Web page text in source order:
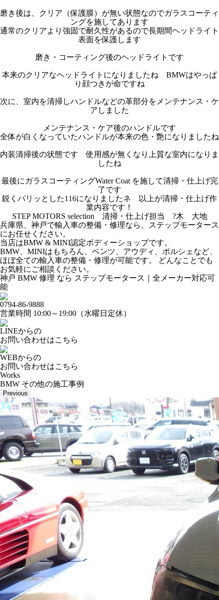
磨き後は、クリア（保護膜）が無い状態なのでガラスコーティ
ングを施してあります
通常のクリアより強固で耐久性があるので長期間ヘッドライト
表面を保護します
磨き・コーティング後のヘッドライトです
本来のクリアなヘッドライトになりましたね BMWはやっぱ
り顔つきが命ですね
次に、室内を清掃しハンドルなどの革部分をメンテナンス・ケ
アしました
メンテナンス・ケア後のハンドルです
全体が白くなっていたハンドルが本来の色・艶になりましたね
内装清掃後の状態です 使用感が無くなり上質な室内になりま
したね
最後にガラスコーティングWater Coat を施して清掃・仕上げ完
了です
鋭くパリッとした116になりましたネ 以上が清掃・仕上げ作
業内容です！
STEP MOTORS selection 清掃・仕上げ担当 ?木 大地
兵庫県、神戸で輸入車の整備・修理なら、ステップモータース
にお任せください。
当店はBMW & MINI認定ボディーショップです。
BMW、MINIはもちろん、ベンツ、アウディ、ポルシェなど、
ほぼ全ての輸入車の整備・修理が可能です。 どんなことでも
お気軽にご相談ください。
神戸 BMW 修理 なら ステップモータース｜全メーカー対応可
能
0794-86-9888
営業時間 10:00～19:00（水曜日定休）
LINEからの
お問い合わせはこちら
WEBからの
お問い合わせはこちら
Works
BMW その他の施工事例
Previous